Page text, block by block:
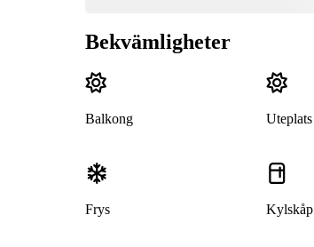
Bekvämligheter
Balkong Uteplats
Frys Kylskåp